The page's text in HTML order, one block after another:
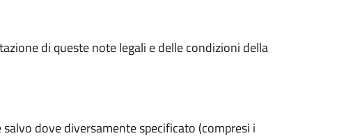
di queste note legali e delle condizioni della
salvo dove diversamente specificato (compresi i